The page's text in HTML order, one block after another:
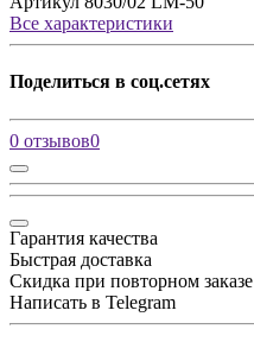
Все характеристики
Поделиться в соц.сетях
0 отзывов0
Гарантия качества
Быстрая доставка
Скидка при повторном заказе
Написать в Telegram